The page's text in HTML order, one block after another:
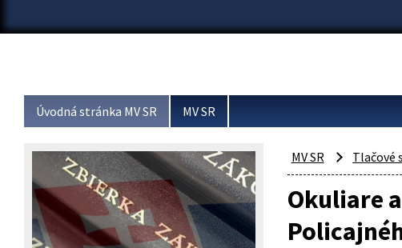
Úvodná stránka MV SR MV SR
MV SR Tlačové
Okuliare